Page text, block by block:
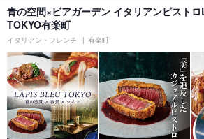
青の空間×ビアガーデン イタリアンビスト
TOKYO有楽町
イタリアン・フレンチ 有楽町